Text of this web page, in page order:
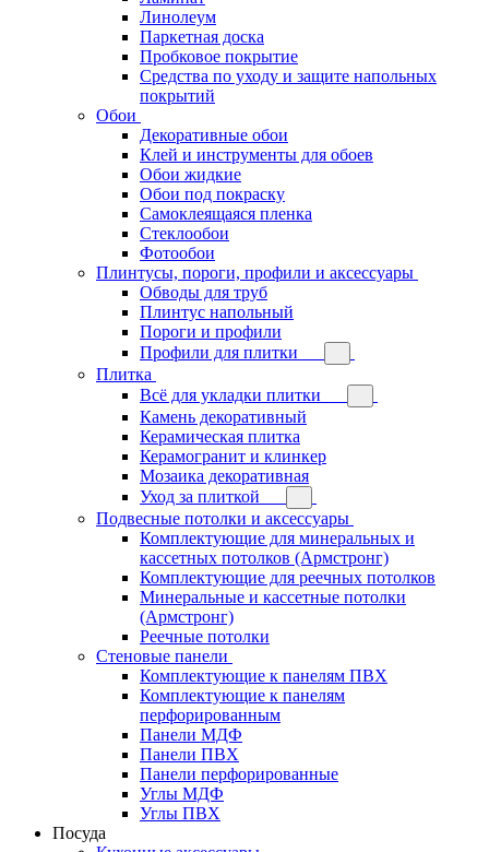
Линолеум
Паркетная доска
Пробковое покрытие
Средства по уходу и защите напольных
покрытий
Обои
Декоративные обои
Клей и инструменты для обоев
Обои жидкие
Обои под покраску
Самоклеящаяся пленка
Стеклообои
Фотообои
Плинтусы, пороги, профили и аксессуары
Обводы для труб
Плинтус напольный
Пороги и профили
Профили для плитки
Плитка
Всё для укладки плитки
Камень декоративный
Керамическая плитка
Керамогранит и клинкер
Мозаика декоративная
Уход за плиткой
Подвесные потолки и аксессуары
Комплектующие для минеральных и
кассетных потолков (Армстронг)
Комплектующие для реечных потолков
Минеральные и кассетные потолки
(Армстронг)
Реечные потолки
Стеновые панели
Комплектующие к панелям ПВХ
Комплектующие к панелям
перфорированным
Панели МДФ
Панели ПВХ
Панели перфорированные
Углы МДФ
Углы ПВХ
Посуда